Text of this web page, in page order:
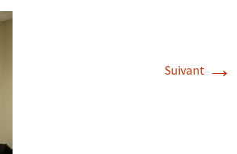
Suivant →